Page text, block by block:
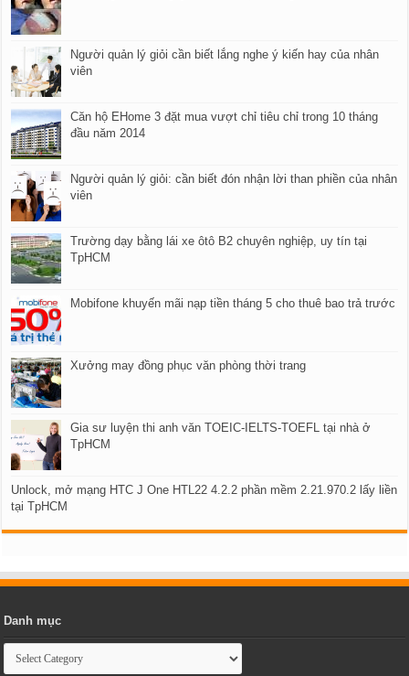
Người quản lý giỏi cần biết lắng nghe ý kiến hay của nhân
viên
Căn hộ EHome 3 đặt mua vượt chỉ tiêu chỉ trong 10 tháng
đầu năm 2014
Người quản lý giỏi: cần biết đón nhận lời than phiền của nhân
viên
Trường dạy bằng lái xe ôtô B2 chuyên nghiệp, uy tín tại
TpHCM
Mobifone khuyến mãi nạp tiền tháng 5 cho thuê bao trả trước
Xưởng may đồng phục văn phòng thời trang
Gia sư luyện thi anh văn TOEIC-IELTS-TOEFL tại nhà ở
TpHCM
Unlock, mở mạng HTC J One HTL22 4.2.2 phần mềm 2.21.970.2 lấy liền
tại TpHCM
Danh mục
Danh
mục